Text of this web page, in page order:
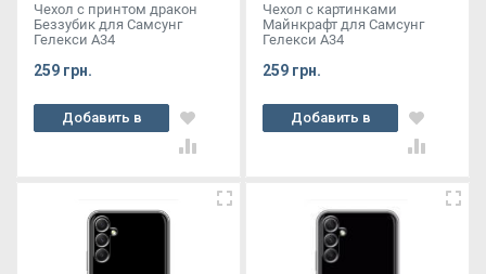
Чехол с принтом дракон
Беззубик для Самсунг
Гелекси А34
259 грн.
Добавить в
корзину
Чехол с картинками
Майнкрафт для Самсунг
Гелекси А34
259 грн.
Добавить в
корзину